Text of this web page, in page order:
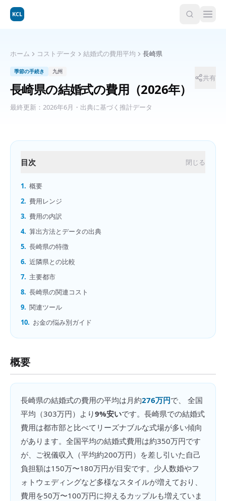
KCL
ホーム コストデータ 結婚式の費用平均 長崎県
季節の手続き 九州
長崎県の結婚式の費用 （2026年）
最終更新： 2026年6月 ・出典に基づく推計データ
共有
目次 閉じる
1. 概要
2. 費用レンジ
3. 費用の内訳
4. 算出方法とデータの出典
5. 長崎県の特徴
6. 近隣県との比較
7. 主要都市
8. 長崎県の関連コスト
9. 関連ツール
10. お金の悩み別ガイド
概要
長崎県の結婚式の費用の平均は月約276万円で、 全国
平均（303万円）より9%安いです。 長崎県での結婚式
費用は都市部と比べてリーズナブルな式場が多い傾向
があります。全国平均の結婚式費用は約350万円です
が、ご祝儀収入（平均約200万円）を差し引いた自己
負担額は150万〜180万円が目安です。少人数婚やフ
ォトウェディングなど多様なスタイルが増えており、
費用を50万〜100万円に抑えるカップルも増えていま